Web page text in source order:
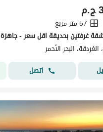
ج.م
57 متر مربع
غرفتين بحديقة اقل سعر - جاهزة
البحر الأحمر
اتصل